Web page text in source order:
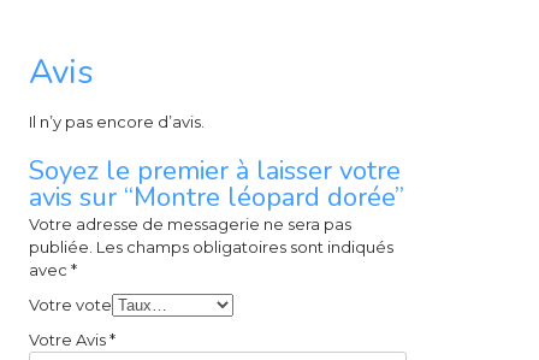
Avis
Il n’y pas encore d’avis.
Soyez le premier à laisser votre
avis sur “Montre léopard dorée”
Votre adresse de messagerie ne sera pas
publiée. Les champs obligatoires sont indiqués
avec*
Votre vote
Votre Avis*